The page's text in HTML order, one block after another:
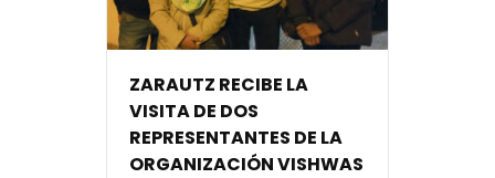
ZARAUTZ RECIBE LA
VISITA DE DOS
REPRESENTANTES DE LA
ORGANIZACIÓN VISHWAS